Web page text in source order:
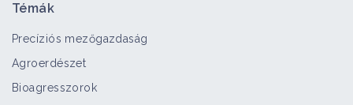
Témák
Precíziós mezőgazdaság
Agroerdészet
Bioagresszorok